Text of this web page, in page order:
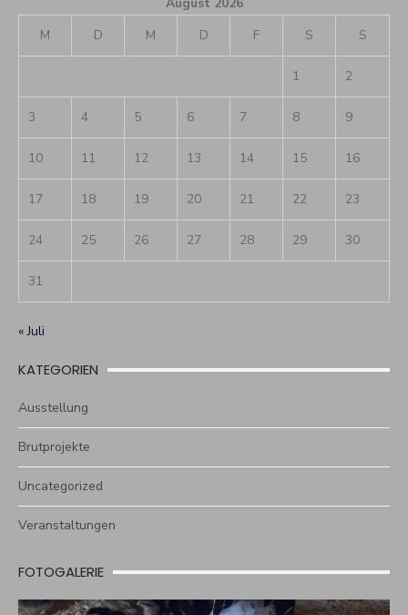
M
D M D F S S
1 2
3 4 5 6 7 8 9
10 11 12 13 14 15 16
17 18 19 20 21 22 23
24 25 26 27 28 29 30
31
« Juli
KATEGORIEN
Ausstellung
Brutprojekte
Uncategorized
Veranstaltungen
FOTOGALERIE